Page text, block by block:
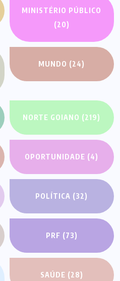
MINISTÉRIO PÚBLICO
(20)
MUNDO (24)
NORTE GOIANO (219)
OPORTUNIDADE (4)
POLÍTICA (32)
PRF (73)
SAÚDE (28)